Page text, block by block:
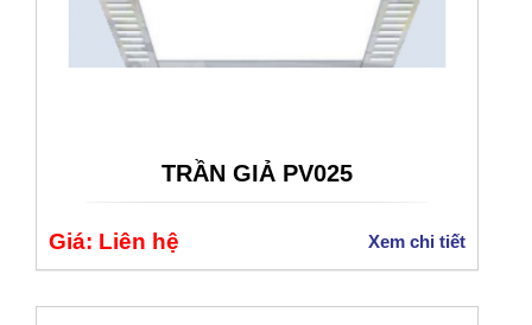
TRẦN GIẢ PV025
Giá: Liên hệ Xem chi tiết